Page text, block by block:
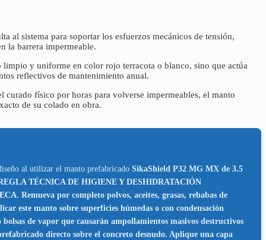
al sistema para soportar los esfuerzos mecánicos de tensión,
la barrera impermeable.
y uniforme en color rojo terracota o blanco, sino que actúa
reflectivos de mantenimiento anual.
físico por horas para volverse impermeables, el manto
de su colado en obra.
al utilizar el manto prefabricado SikaShield P32 MG MX de 3.5
TÉCNICA DE HIGIENE Y DESHIDRATACIÓN
Remueva por completo polvos, aceites, grasas, rebabas de
este manto sobre superficies húmedas o con condensación
de vapor que causarán ampollamientos masivos destructivos
directo sobre el concreto desnudo. Aplique una capa